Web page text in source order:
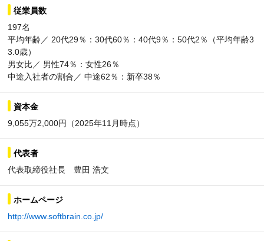
従業員数
197名
平均年齢／ 20代29％：30代60％：40代9％：50代2％（平均年齢3
3.0歳）
男女比／ 男性74％：女性26％
中途入社者の割合／ 中途62％：新卒38％
資本金
9,055万2,000円（2025年11月時点）
代表者
代表取締役社長 豊田 浩文
ホームページ
http://www.softbrain.co.jp/